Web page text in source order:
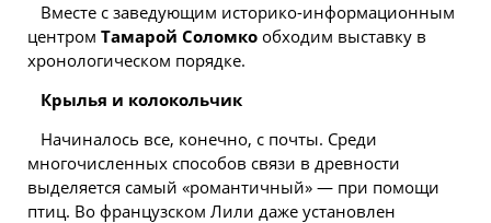
Вместе с заведующим историко-информационным
центром Тамарой Соломко обходим выставку в
хронологическом порядке.
Крылья и колокольчик
Начиналось все, конечно, с почты. Среди
многочисленных способов связи в древности
выделяется самый «романтичный» — при помощи
птиц. Во французском Лили даже установлен